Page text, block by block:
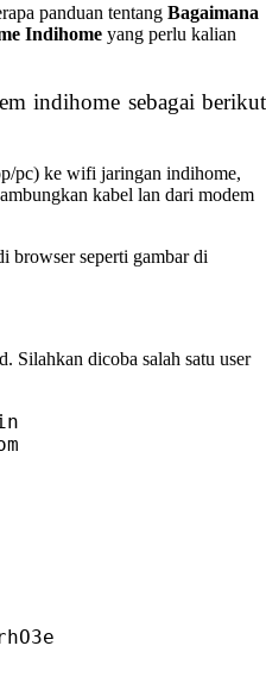
panduan tentang Bagaimana
Indihome yang perlu kalian
indihome sebagai berikut
pc) ke wifi jaringan indihome,
kabel lan dari modem
browser seperti gambar di
Silahkan dicoba salah satu user